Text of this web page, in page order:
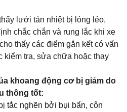
lưới tản nhiệt bị lỏng lẻo,
chắc chắn và rung lắc khi xe
thấy các điểm gắn kết có vấn
kiểm tra, sửa chữa hoặc thay
khoang động cơ bị giảm do
thông tốt:
tắc nghẽn bởi bụi bẩn, côn